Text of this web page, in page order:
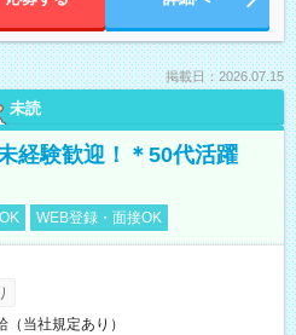
掲載日：2026.07.15
未読
経験歓迎！＊50代活躍
WEB登録・面接OK
当社規定あり）